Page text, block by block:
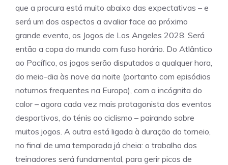
que a procura está muito abaixo das expectativas – e
será um dos aspectos a avaliar face ao próximo
grande evento, os Jogos de Los Angeles 2028. Será
então a copa do mundo com fuso horário. Do Atlântico
ao Pacífico, os jogos serão disputados a qualquer hora,
do meio-dia às nove da noite (portanto com episódios
noturnos frequentes na Europa), com a incógnita do
calor – agora cada vez mais protagonista dos eventos
desportivos, do ténis ao ciclismo – pairando sobre
muitos jogos. A outra está ligada à duração do torneio,
no final de uma temporada já cheia: o trabalho dos
treinadores será fundamental, para gerir picos de